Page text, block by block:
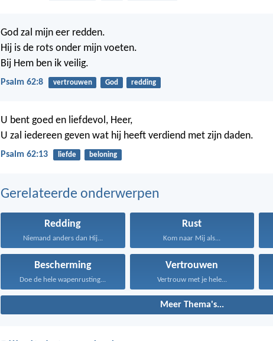
God zal mijn eer redden.
Hij is de rots onder mijn voeten.
Bij Hem ben ik veilig.
Psalm 62:8 vertrouwen God redding
U bent goed en liefdevol, Heer,
U zal iedereen geven wat hij heeft verdiend met zijn daden.
Psalm 62:13 liefde beloning
Gerelateerde onderwerpen
Redding
Niemand anders dan Hij...
Rust
Kom naar Mij als...
Bescherming
Doe de hele wapenrusting...
Vertrouwen
Vertrouw met je hele...
Meer Thema's...